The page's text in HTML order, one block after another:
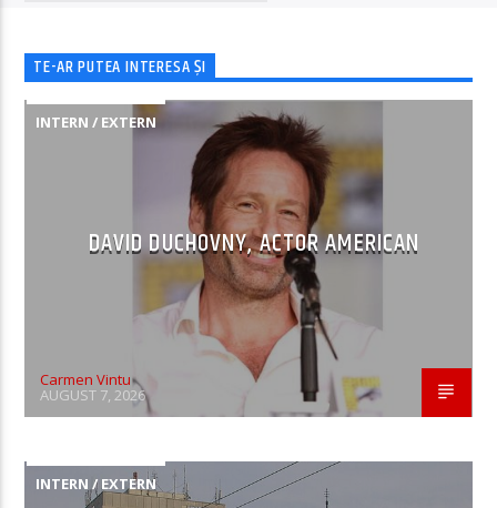
TE-AR PUTEA INTERESA ȘI
INTERN / EXTERN
DAVID DUCHOVNY, ACTOR AMERICAN
Carmen Vintu
AUGUST 7, 2026
INTERN / EXTERN